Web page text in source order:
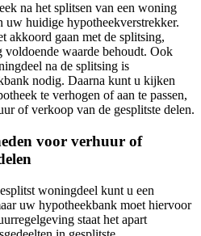
na het splitsen van een woning
uw huidige hypotheekverstrekker.
akkoord gaan met de splitsing,
voldoende waarde behoudt. Ook
na de splitsing is
nodig. Daarna kunt u kijken
te verhogen of aan te passen,
of verkoop van de gesplitste delen.
voor verhuur of
woningdeel kunt u een
uw hypotheekbank moet hiervoor
staat het apart